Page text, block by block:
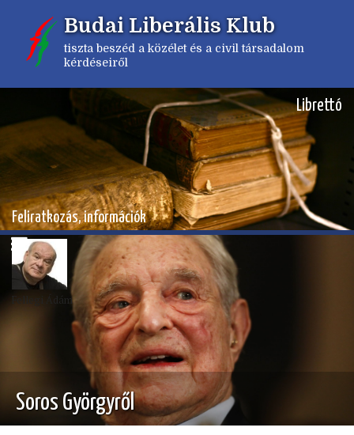
tartalomra
Budai Liberális Klub
tiszta beszéd a közélet és a civil társadalom
kérdéseiről
Librettó
Feliratkozás, információk
Soros Györgyről
Fellegi Ádám